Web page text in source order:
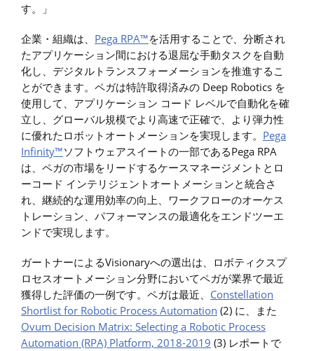
す。」
企業・組織は、 Pega RPA™を活用することで、分断され
たアプリケーション間における退屈な手動タスクを自動
化し、デジタルトランスフォーメーションを推進するこ
とができます。ペガは特許取得済みの Deep Robotics を
使用して、アプリケーション コード レベルで自動化を確
立し、グローバル規模でより高速で正確で、より弾力性
に優れたロボットオートメーションを実現します。 Pega
Infinity™ソフトウェアスイートの一部であるPega RPA
は、ペガの市場をリードするケースマネージメントとロ
ーコード インテリジェントオートメーションと統合さ
れ、継続的な運用効率の向上、ワークフローのオーケス
トレーション、パフォーマンスの最適化をエンドツーエ
ンドで実現します。
ガートナーによるVisionaryへの選出は、ロボティクスプ
ロセスオートメーション分野においてペガが業界で最近
獲得した評価の一例です。ペガは最近、 Constellation
Shortlist for Robotic Process Automation (2) に、また
Ovum Decision Matrix: Selecting a Robotic Process
Automation (RPA) Platform, 2018-2019 (3) レポートで